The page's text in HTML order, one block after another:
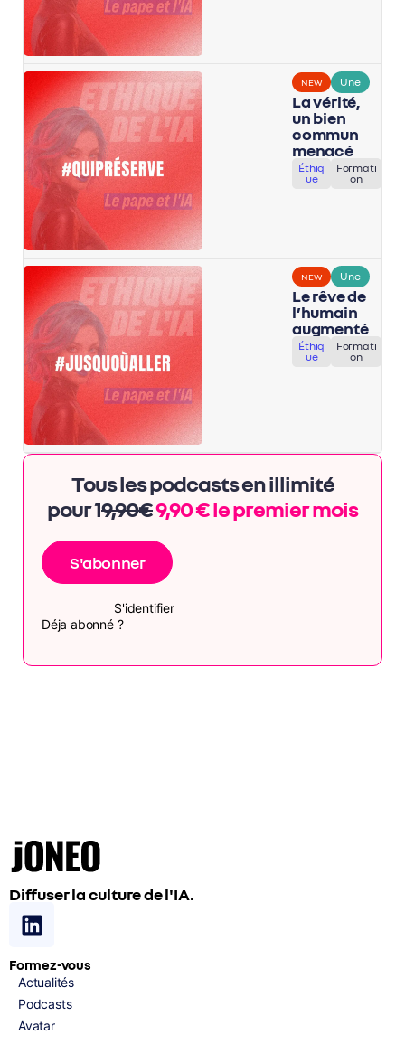
NEW Une
La vérité,
un bien
commun
menacé
Éthiq
ue
Formati
on
NEW Une
Le rêve de
l’humain
augmenté
Éthiq
ue
Formati
on
Tous les podcasts en illimité
pour 19,90€9,90 € le premier mois
S'abonner
Déja abonné ?
S'identifier
Diffuser la culture de l'IA.
Formez-vous
Actualités
Podcasts
Avatar